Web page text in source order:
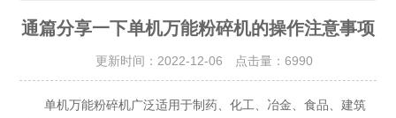
通篇分享一下单机万能粉碎机的操作注意事项
更新时间：2022-12-06 点击量： 6990
单机万能粉碎机广泛适用于制药、化工、冶金、食品、建筑